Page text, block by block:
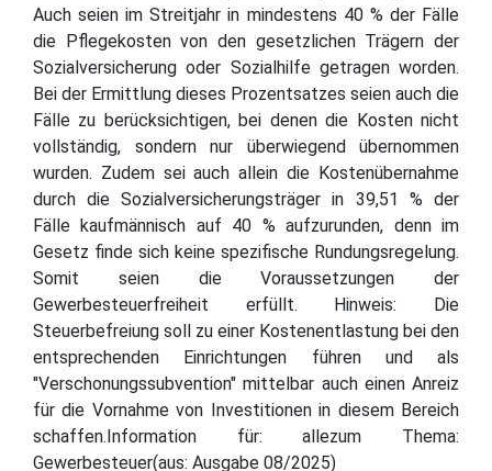
Auch seien im Streitjahr in mindestens 40 % der Fälle
die Pflegekosten von den gesetzlichen Trägern der
Sozialversicherung oder Sozialhilfe getragen worden.
Bei der Ermittlung dieses Prozentsatzes seien auch die
Fälle zu berücksichtigen, bei denen die Kosten nicht
vollständig, sondern nur überwiegend übernommen
wurden. Zudem sei auch allein die Kostenübernahme
durch die Sozialversicherungsträger in 39,51 % der
Fälle kaufmännisch auf 40 % aufzurunden, denn im
Gesetz finde sich keine spezifische Rundungsregelung.
Somit seien die Voraussetzungen der
Gewerbesteuerfreiheit erfüllt. Hinweis: Die
Steuerbefreiung soll zu einer Kostenentlastung bei den
entsprechenden Einrichtungen führen und als
"Verschonungssubvention" mittelbar auch einen Anreiz
für die Vornahme von Investitionen in diesem Bereich
schaffen.Information für: allezum Thema:
Gewerbesteuer(aus: Ausgabe 08/2025)